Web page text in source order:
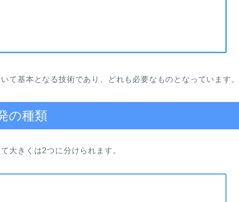
て基本となる技術であり、どれも必要なものとなっています。
の種類
大きくは2つに分けられます。